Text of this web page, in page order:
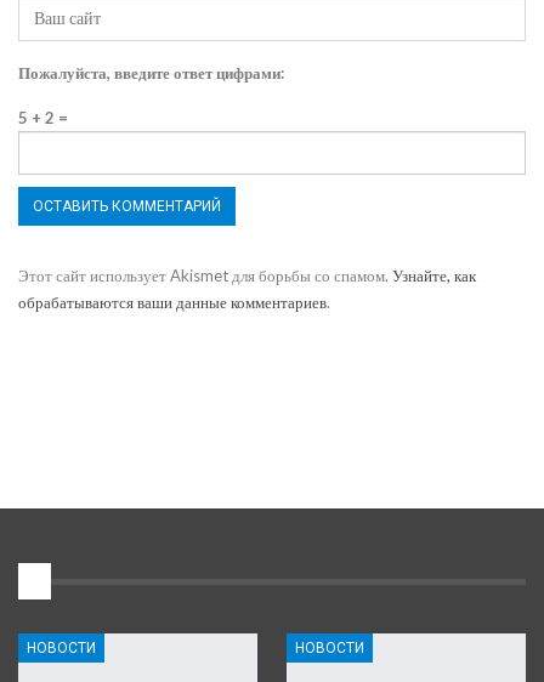
Пожалуйста, введите ответ цифрами:
5 + 2 =
Этот сайт использует Akismet для борьбы со спамом. Узнайте, как
обрабатываются ваши данные комментариев.
НОВОСТИ НОВОСТИ